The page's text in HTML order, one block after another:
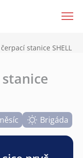
stanice SHELL
Brigáda